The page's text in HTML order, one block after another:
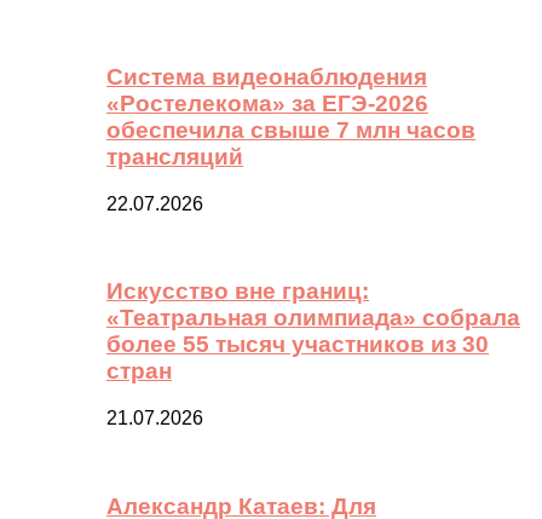
Система видеонаблюдения
«Ростелекома» за ЕГЭ-2026
обеспечила свыше 7 млн часов
трансляций
22.07.2026
Искусство вне границ:
«Театральная олимпиада» собрала
более 55 тысяч участников из 30
стран
21.07.2026
Александр Катаев: Для